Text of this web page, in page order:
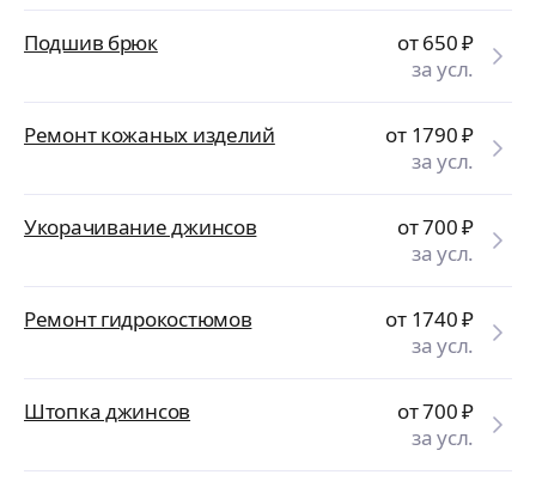
Подшив брюк от 650₽
за усл.
Ремонт кожаных изделий от 1790₽
за усл.
Укорачивание джинсов от 700₽
за усл.
Ремонт гидрокостюмов от 1740₽
за усл.
Штопка джинсов от 700₽
за усл.